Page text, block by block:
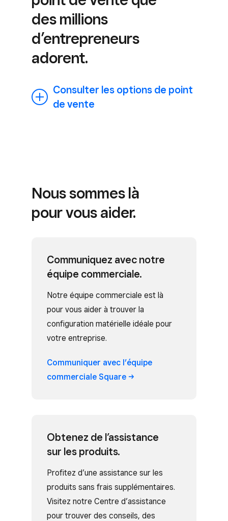
des millions
d’entrepreneurs
adorent.
Consulter les options de point
de vente
Nous sommes là
pour vous aider.
Communiquez avec notre
équipe commerciale.
Notre équipe commerciale est là
pour vous aider à trouver la
configuration matérielle idéale pour
votre entreprise.
Communiquer avec l’équipe
commerciale Square
Obtenez de l’assistance
sur les produits.
Profitez d’une assistance sur les
produits sans frais supplémentaires.
Visitez notre Centre d’assistance
pour trouver des conseils, des